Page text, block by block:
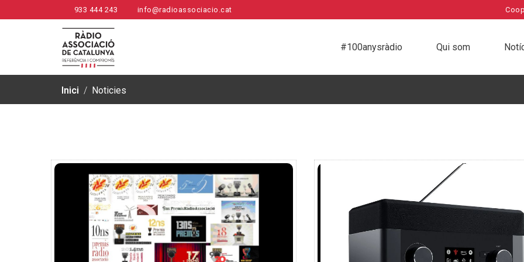
933 444 243 info@radioassociacio.cat
#100anysràdio Qui som
Inici / Noticies